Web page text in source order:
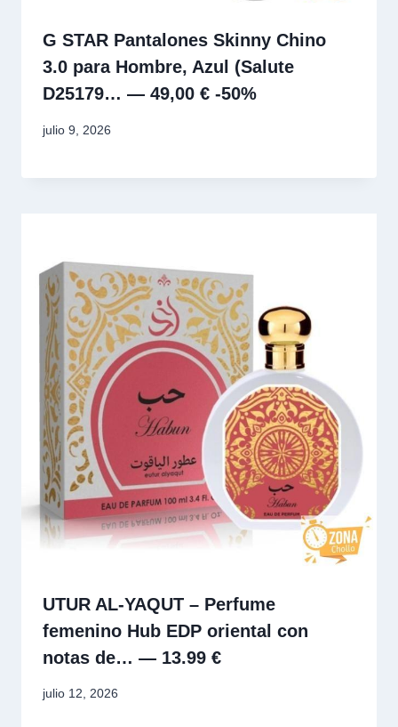
G STAR Pantalones Skinny Chino
3.0 para Hombre, Azul (Salute
D25179… — 49,00 € -50%
julio 9, 2026
UTUR AL-YAQUT – Perfume
femenino Hub EDP oriental con
notas de… — 13.99 €
julio 12, 2026